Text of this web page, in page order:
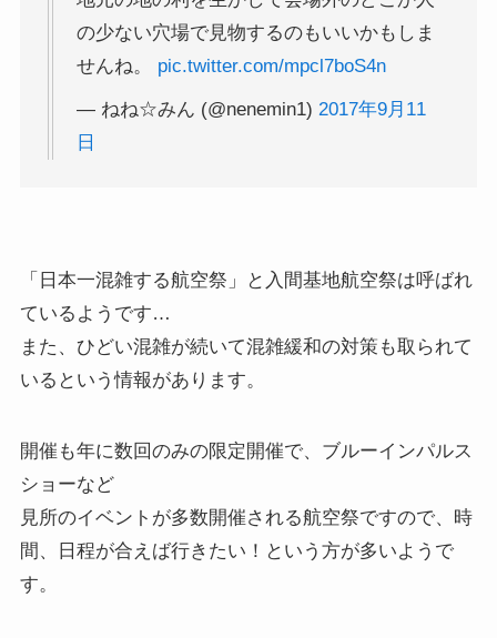
の少ない穴場で見物するのもいいかもしま
せんね。 pic.twitter.com/mpcl7boS4n
— ねね☆みん (@nenemin1) 2017年9月11
日
「日本一混雑する航空祭」と入間基地航空祭は呼ばれ
ているようです…
また、ひどい混雑が続いて混雑緩和の対策も取られて
いるという情報があります。
開催も年に数回のみの限定開催で、ブルーインパルス
ショーなど
見所のイベントが多数開催される航空祭ですので、時
間、日程が合えば行きたい！という方が多いようで
す。